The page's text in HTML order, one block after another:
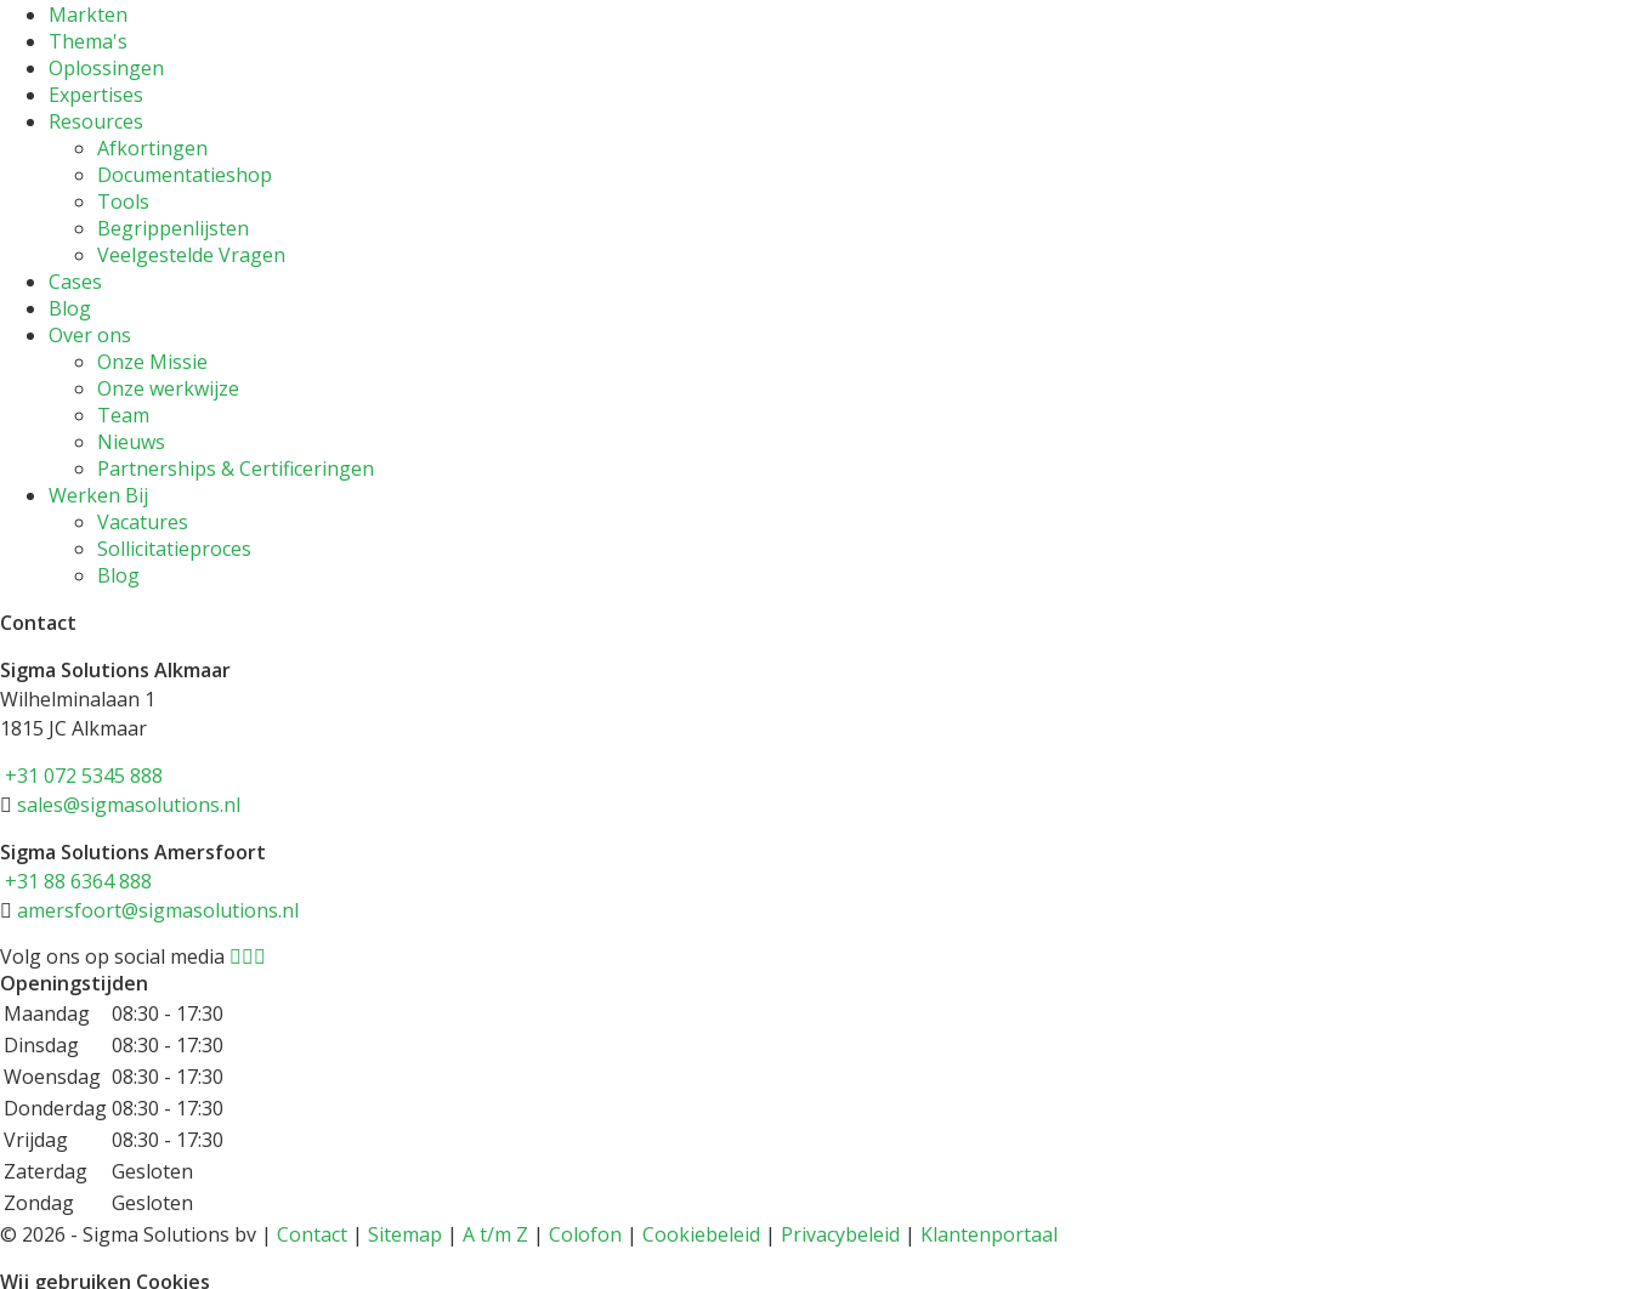
Markten
Thema's
Oplossingen
Expertises
Resources
Afkortingen
Documentatieshop
Tools
Begrippenlijsten
Veelgestelde Vragen
Cases
Blog
Over ons
Onze Missie
Onze werkwijze
Team
Nieuws
Partnerships & Certificeringen
Werken Bij
Vacatures
Sollicitatieproces
Blog
Contact
Sigma Solutions Alkmaar
Wilhelminalaan 1
1815 JC Alkmaar
+31 072 5345 888
sales@sigmasolutions.nl
Sigma Solutions Amersfoort
+31 88 6364 888
amersfoort@sigmasolutions.nl
Volg ons op social media
Openingstijden
Maandag
08:30 - 17:30
Dinsdag
08:30 - 17:30
Woensdag 08:30 - 17:30
Donderdag08:30 - 17:30
Vrijdag
08:30 - 17:30
Zaterdag
Gesloten
Zondag
Gesloten
© 2026 - Sigma Solutions bv | Contact | Sitemap | A t/m Z | Colofon | Cookiebeleid | Privacybeleid | Klantenportaal
Wij gebruiken Cookies